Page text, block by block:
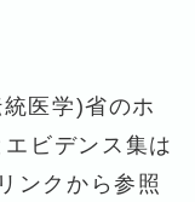
医学)省のホ
ビデンス集は
ンクから参照